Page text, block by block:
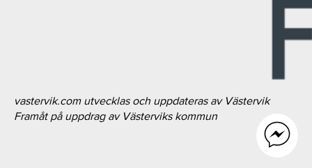
vastervik.com utvecklas och uppdateras av Västervik
Framåt på uppdrag av Västerviks kommun